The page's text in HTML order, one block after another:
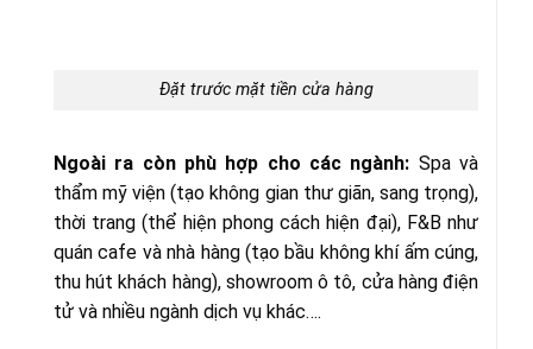
Đặt trước mặt tiền cửa hàng
Ngoài ra còn phù hợp cho các ngành: Spa và
thẩm mỹ viện (tạo không gian thư giãn, sang trọng),
thời trang (thể hiện phong cách hiện đại), F&B như
quán cafe và nhà hàng (tạo bầu không khí ấm cúng,
thu hút khách hàng), showroom ô tô, cửa hàng điện
tử và nhiều ngành dịch vụ khác….